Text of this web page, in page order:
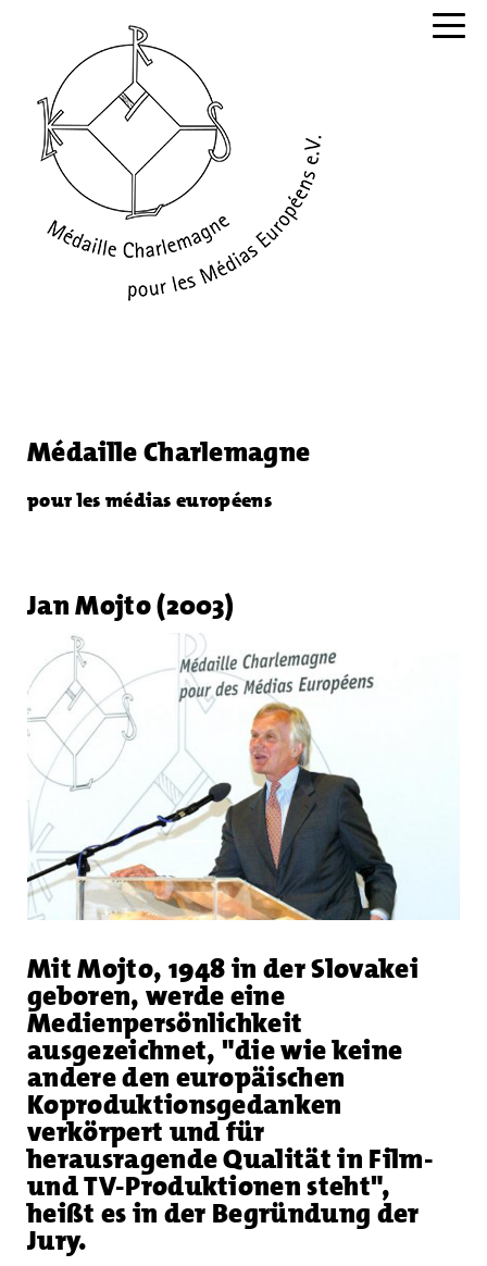
Médaille Charlemagne
pour les médias européens
Jan Mojto (2003)
Mit Mojto, 1948 in der Slovakei
geboren, werde eine
Medienpersönlichkeit
ausgezeichnet, "die wie keine
andere den europäischen
Koproduktionsgedanken
verkörpert und für
herausragende Qualität in Film-
und TV-Produktionen steht",
heißt es in der Begründung der
Jury.